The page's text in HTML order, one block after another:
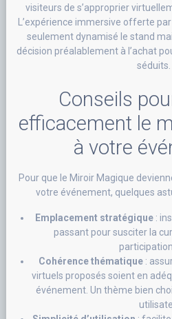
visiteurs de s’approprier
L’expérience immersive offerte
seulement dynamisé le stand
décision préalablement à l’achat
séduits.
Conseils
efficacement le
à votre
Pour que le Miroir Magique
votre événement, quelques
Emplacement stratégique :
passant pour susciter la
Cohérence thématique:
virtuels proposés soient en
événement. Un thème bien